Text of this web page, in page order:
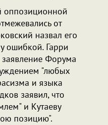
оппозиционной
от
назвал его
ошибкой. Гарри
Форума
"любых
и языка
заявил, что
и Кутаеву
позицию".